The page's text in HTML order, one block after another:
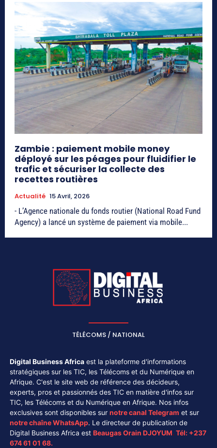
Zambie : paiement mobile money
déployé sur les péages pour fluidifier le
trafic et sécuriser la collecte des
recettes routières
Actualité 15 Avril, 2026
- L’Agence nationale du fonds routier (National Road Fund
Agency) a lancé un système de paiement via mobile...
TÉLÉCOMS / NATIONAL
Digital Business Africa est la plateforme d'informations
stratégiques sur les TIC, les Télécoms et du Numérique en
Afrique. C'est le site web de référence des décideurs,
experts, pros et passionnés des TIC en matière d'infos sur
TIC, les Télécoms et du Numérique en Afrique. Nos infos
exclusives sont disponibles sur notre canal Telegram et sur
notre chaîneWhatsApp. Le directeur de publication de
Digital Business Africa est Beaugas Orain DJOYUM. Tél: +237
674 61 01 68.